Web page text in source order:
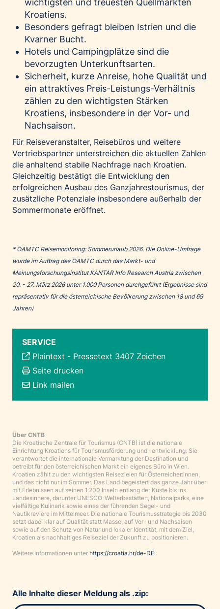
Kroatiens.
Besonders gefragt bleiben Istrien und die
Kvarner Bucht.
Hotels und Campingplätze sind die
bevorzugten Unterkunftsarten.
Sicherheit, kurze Anreise, hohe Qualität und
ein attraktives Preis-Leistungs-Verhältnis
zählen zu den wichtigsten Stärken
Kroatiens, insbesondere in der Vor- und
Nachsaison.
Für Reiseveranstalter, Reisebüros und weitere
Vertriebspartner unterstreichen die aktuellen Zahlen
die anhaltend stabile Nachfrage nach Kroatien.
Gleichzeitig bestätigt die Entwicklung den
erfolgreichen Ausbau des Ganzjahrestourismus, der
zusätzliche Potenziale insbesondere außerhalb der
Sommermonate eröffnet.
* ÖAMTC Reisemonitoring: Sommerurlaub 2026. Die Online-Umfrage
wurde im Auftrag des ÖAMTC durch das Markt- und
Meinungsforschungsinstitut KANTAR Info Research Austria zwischen
20. - 27. März 2026 unter 1.000 Personen durchgeführt (Ergebnisse sind
repräsentativ für die österreichische Bevölkerung zwischen 18 und 69
Jahren)
SERVICE
Plaintext - Pressetext 3407 Zeichen
Seite drucken
Link mailen
Über CNTB
Die Kroatische Zentrale für Tourismus (CNTB) ist die nationale
Einrichtung Kroatiens für Tourismusförderung und -entwicklung. Sie
verantwortet die internationale Vermarktung der Destination und
betreibt für den österreichischen Markt ein eigenes Büro in Wien.
Kroatien zählt zu den wichtigsten Reisezielen für Österreicher:innen,
und das nicht nur im Sommer. Das Land begeistert das ganze Jahr über
mit Erlebnissen auf seinen 1.200 Inseln entlang der Küste bis ins
Landesinnere, darunter UNESCO-Welterbestätten, Nationalparks, eine
vielfältige Kulinarik sowie eines der führenden Segel- und
Nautikreviere im Mittelmeer. Die nationale Tourismusstrategie bis 2030
setzt dabei klar auf Qualität statt Masse, auf Vor- und Nachsaison
sowie auf den Schutz von Natur und lokaler Identität, mit dem Ziel,
Kroatien als nachhaltiges Reiseziel der Zukunft zu positionieren.
Weitere Informationen unter https://croatia.hr/de-DE.
Alle Inhalte dieser Meldung als .zip: